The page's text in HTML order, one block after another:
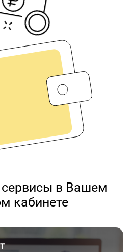
в Вашем
кабинете
кредитный
и узнайте свой
статус заявок и
поддержки
по Вашему